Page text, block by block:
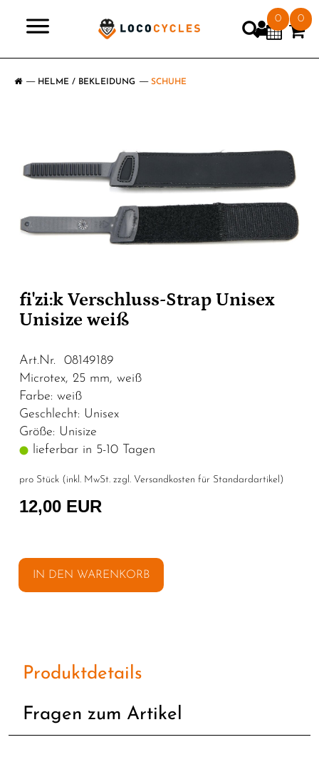
0 0
HELME / BEKLEIDUNG SCHUHE
fi'zi:k Verschluss-Strap Unisex
Unisize weiß
Art.Nr. 08149189
Microtex, 25 mm, weiß
Farbe: weiß
Geschlecht: Unisex
Größe: Unisize
lieferbar in 5-10 Tagen
pro Stück (inkl. MwSt. zzgl. Versandkosten für Standardartikel )
12,00 EUR
IN DEN WARENKORB
Produktdetails
Fragen zum Artikel